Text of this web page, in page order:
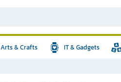
Arts & Crafts IT & Gadgets